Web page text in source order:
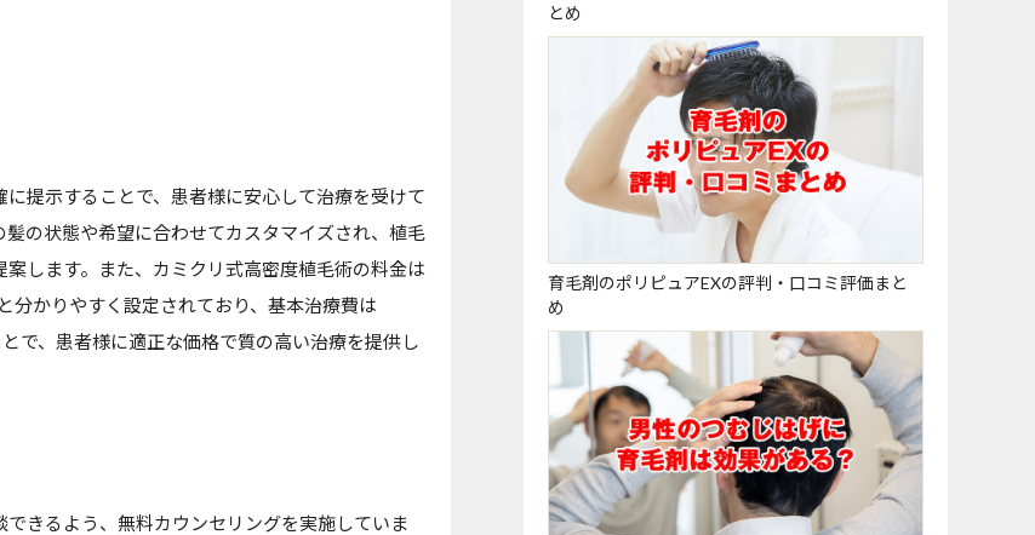
提示することで、患者様に安心して治療を受けて
の状態や希望に合わせてカスタマイズされ、植毛
します。また、カミクリ式高密度植毛術の料金は
かりやすく設定されており、基本治療費は
で、患者様に適正な価格で質の高い治療を提供し
きるよう、無料カウンセリングを実施していま
とめ
育毛剤のポリピュアEXの評判・口コミ評価まと
め